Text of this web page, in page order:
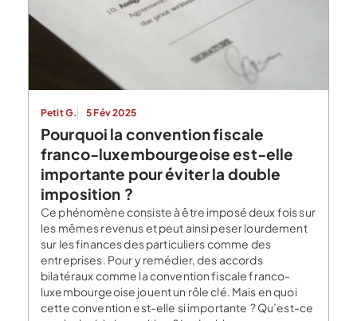
Petit G. 5 Fév 2025
Pourquoi la convention fiscale
franco-luxembourgeoise est-elle
importante pour éviter la double
imposition ?
Ce phénomène consiste à être imposé deux fois sur
les mêmes revenus et peut ainsi peser lourdement
sur les finances des particuliers comme des
entreprises. Pour y remédier, des accords
bilatéraux comme la convention fiscale franco-
luxembourgeoise jouent un rôle clé. Mais en quoi
cette convention est-elle si importante ? Qu’est-ce